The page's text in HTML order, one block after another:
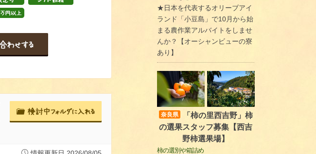
★日本を代表するオリーブアイ
ランド「小豆島」で10月から始
まる農作業アルバイトをしませ
んか？【オーシャンビューの寮
あり】
奈良県
「柿の里西吉野」柿
の選果スタッフ募集【西吉
野柿選果場】
柿の選別や箱詰め